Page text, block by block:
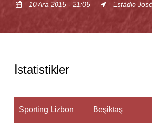
10 Ara 2015 - 21:05 Estádio
İstatistikler
Sporting Lizbon Beşiktaş